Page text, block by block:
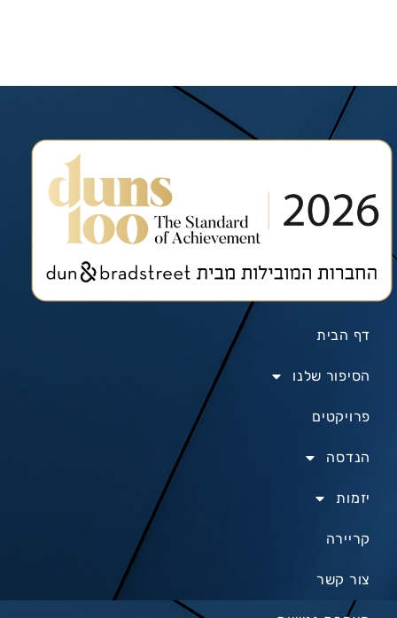
דף הבית
הסיפור שלנו
פרויקטים
הנדסה
יזמות
קריירה
צור קשר